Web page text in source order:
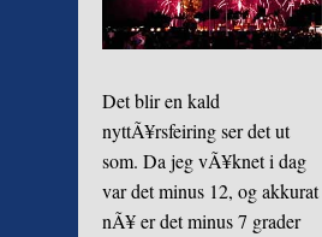
Det blir en kald
nyttÃ¥rsfeiring ser det ut
som. Da jeg vÃ¥knet i dag
var det minus 12, og akkurat
nÃ¥ er det minus 7 grader